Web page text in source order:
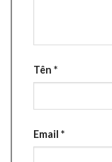
Tên *
Email *